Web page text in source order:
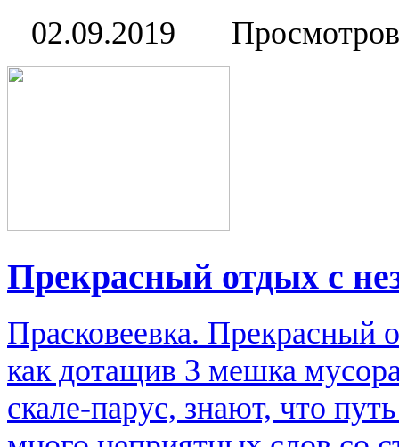
02.09.2019
Прекрасный отдых с
Прасковеевка.
как дотащив 3 мешка
скале-парус, знают, что